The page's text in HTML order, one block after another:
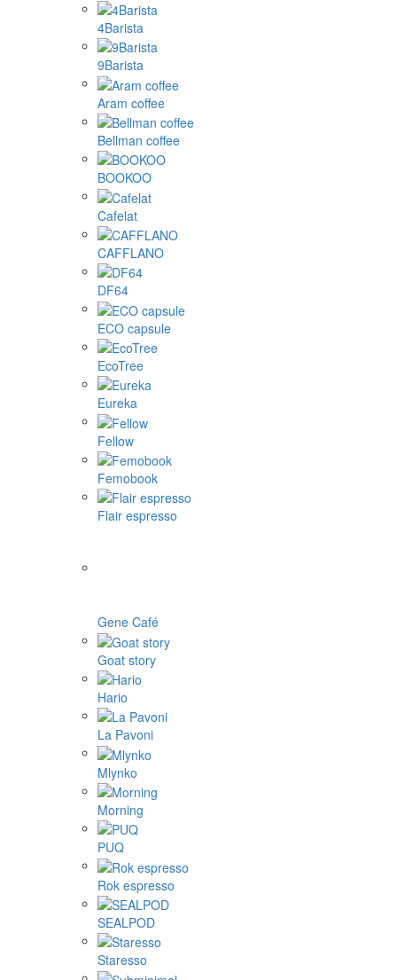
4Barista
9Barista
Aram coffee
Bellman coffee
BOOKOO
Cafelat
CAFFLANO
DF64
ECO capsule
EcoTree
Eureka
Fellow
Femobook
Flair espresso
Gene Café
Goat story
Hario
La Pavoni
Mlynko
Morning
PUQ
Rok espresso
SEALPOD
Staresso